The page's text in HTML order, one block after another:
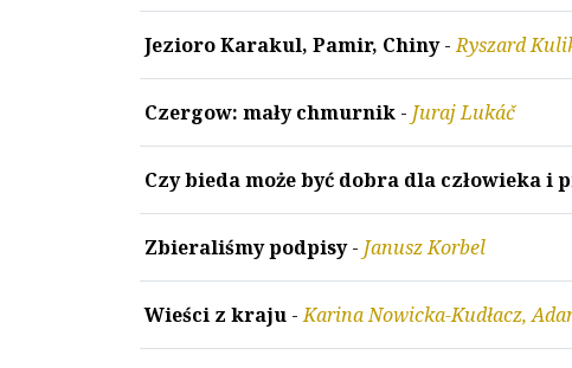
Jezioro Karakul, Pamir, Chiny-Ryszard
Czergow: mały chmurnik - Juraj Lukáč
Czy bieda może być dobra dla człowieka i
Zbieraliśmy podpisy- Janusz Korbel
Wieści z kraju -Karina Nowicka-Kudłacz,